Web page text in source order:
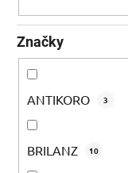
ů
Značky
ANTIKORO 3
BRILANZ 10